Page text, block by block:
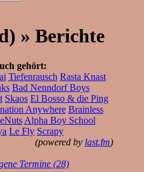
» Berichte
gehört:
Tiefenrausch Rasta Knast
Bad Nenndorf Boys
Skaos El Bosso & die Ping
Anywhere Brainless
Alpha Boy School
Le Fly Scrapy
(powered by last.fm)
Termine (28)